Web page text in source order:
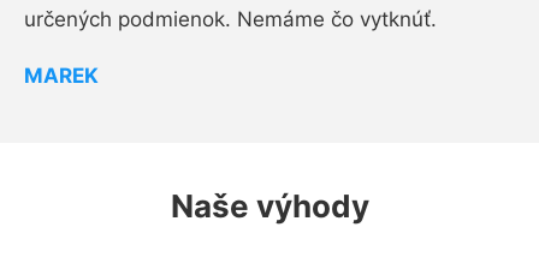
určených podmienok. Nemáme čo vytknúť.
MAREK
Naše výhody